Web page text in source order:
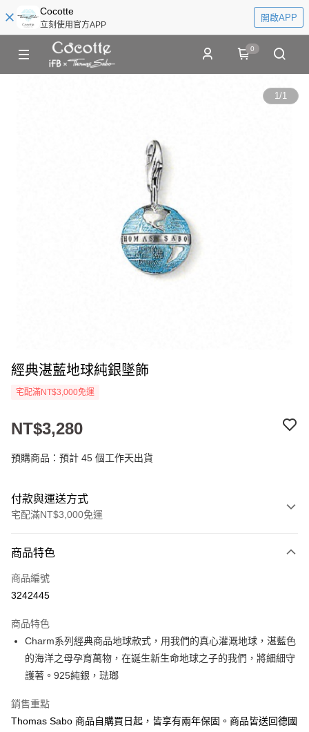
Cocotte
立刻使用官方APP
開啟APP
0
1/1
經典湛藍地球純銀墜飾
宅配滿NT$3,000免運
NT$3,280
預購商品：預計 45 個工作天出貨
付款與運送方式
宅配滿NT$3,000免運
信用卡一次付款
LINE Pay
街口支付
悠遊付
運送方式
商品特色
商品編號
3242445
商品特色
Charm系列經典商品地球款式，用我們的真心灌溉地球，湛藍色
的海洋之母孕育萬物，在誕生新生命地球之子的我們，將細細守
護著。925純銀，琺瑯
銷售重點
Thomas Sabo 商品自購買日起，皆享有兩年保固。商品皆送回德國